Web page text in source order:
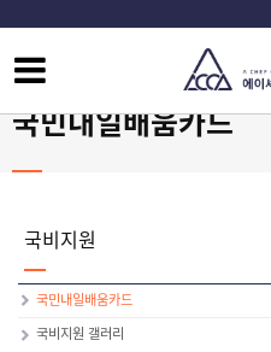
국민내일배움카드
국비지원
국민내일배움카드
국비지원 갤러리